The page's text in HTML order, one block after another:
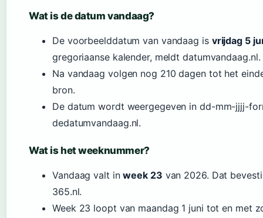
Wat is de datum vandaag?
De voorbeelddatum van vandaag is vrijdag 5
gregoriaanse kalender, meldt datumvandaag.nl.
Na vandaag volgen nog 210 dagen tot het
bron.
De datum wordt weergegeven in dd-mm-jjjj-
dedatumvandaag.nl.
Wat is het weeknummer?
Vandaag valt inweek 23 van 2026. Dat
365.nl.
Week 23 loopt van maandag 1 juni tot en met